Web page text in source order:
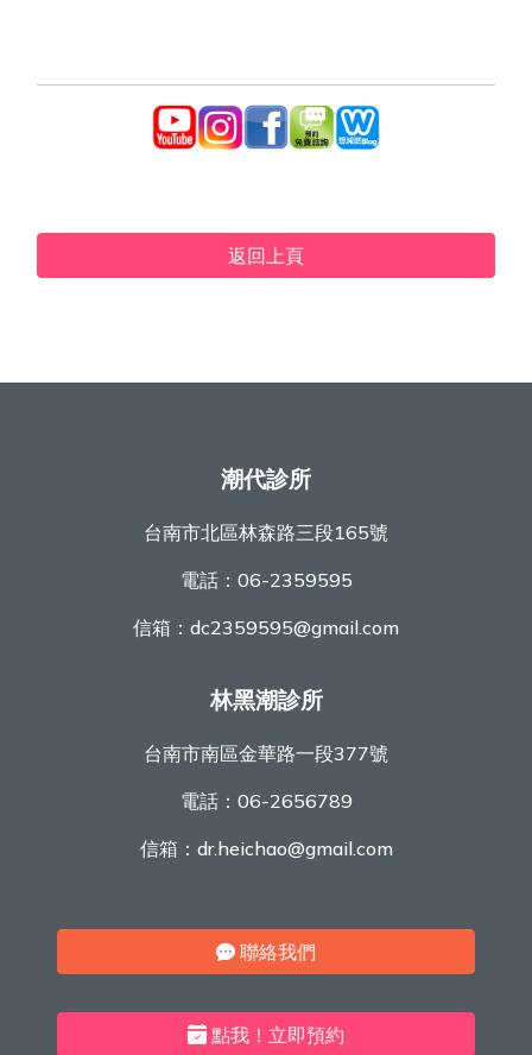
返回上頁
潮代診所
台南市北區林森路三段165號
電話： 06-2359595
信箱： dc2359595@gmail.com
林黑潮診所
台南市南區金華路一段377號
電話： 06-2656789
信箱： dr.heichao@gmail.com
聯絡我們
點我！立即預約